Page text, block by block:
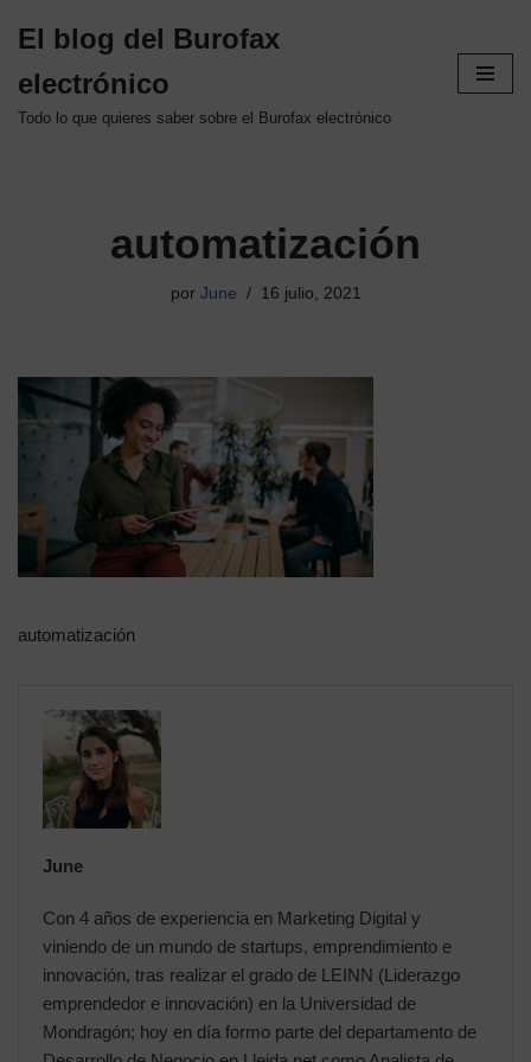
al
contenido
El blog del Burofax
electrónico
Todo lo que quieres saber sobre el Burofax electrónico
automatización
por June 16 julio, 2021
automatización
June
Con 4 años de experiencia en Marketing Digital y
viniendo de un mundo de startups, emprendimiento e
innovación, tras realizar el grado de LEINN (Liderazgo
emprendedor e innovación) en la Universidad de
Mondragón; hoy en día formo parte del departamento de